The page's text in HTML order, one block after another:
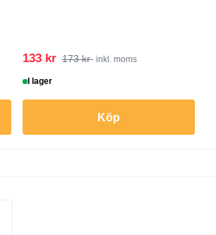
133 kr 173 kr inkl. moms
I lager
Köp